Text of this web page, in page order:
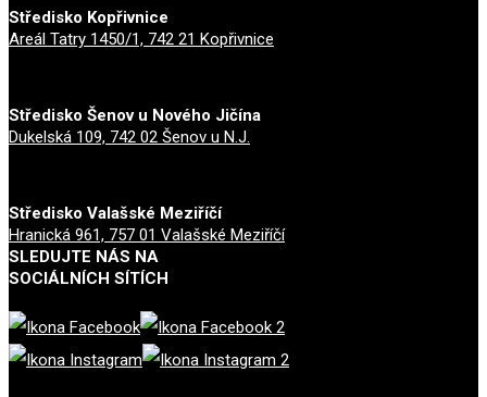
Středisko Kopřivnice
Areál Tatry 1450/1, 742 21 Kopřivnice
Středisko Šenov u Nového Jičína
Dukelská 109, 742 02 Šenov u N.J.
Středisko Valašské Meziříčí
Hranická 961, 757 01 Valašské Meziříčí
SLEDUJTE NÁS NA
SOCIÁLNÍCH SÍTÍCH